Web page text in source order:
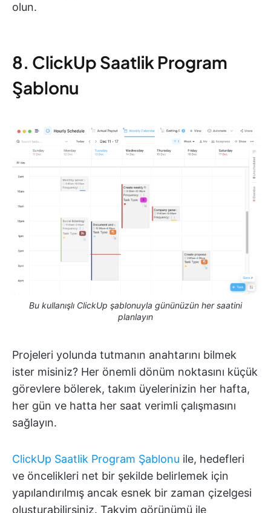
olun.
8. ClickUp Saatlik Program
Şablonu
Bu kullanışlı ClickUp şablonuyla gününüzün her saatini
planlayın
Projeleri yolunda tutmanın anahtarını bilmek
ister misiniz? Her önemli dönüm noktasını küçük
görevlere bölerek, takım üyelerinizin her hafta,
her gün ve hatta her saat verimli çalışmasını
sağlayın.
ClickUp Saatlik Program Şablonu ile, hedefleri
ve öncelikleri net bir şekilde belirlemek için
yapılandırılmış ancak esnek bir zaman çizelgesi
oluşturabilirsiniz. Takvim görünümü ile